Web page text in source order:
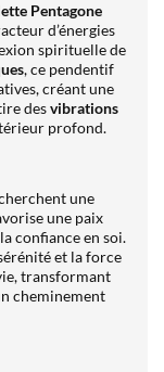
Pentagone
d’énergies
spirituelle de
, ce pendentif
créant une
desvibrations
profond.
une
une paix
confiance en soi.
et la force
transformant
cheminement